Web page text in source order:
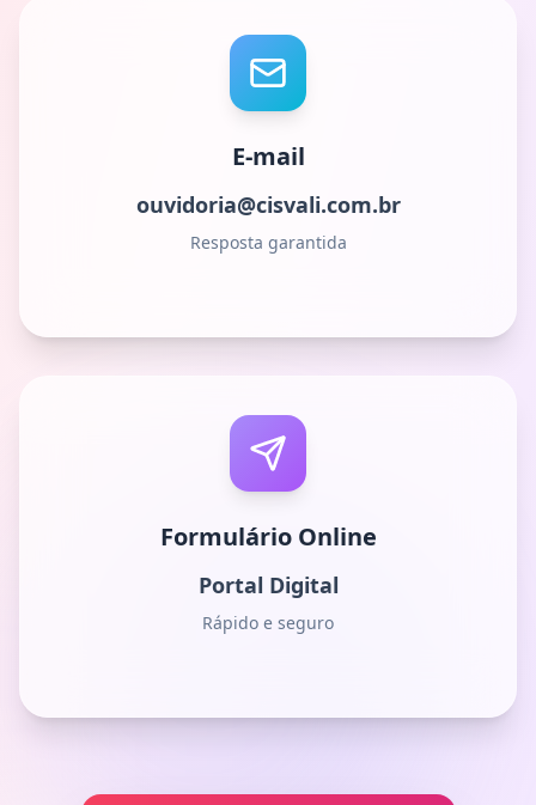
E-mail
ouvidoria@cisvali.com.br
Resposta garantida
Formulário Online
Portal Digital
Rápido e seguro